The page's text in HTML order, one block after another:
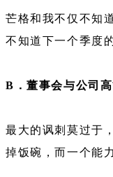
芒格和我不仅不知
不知道下一个季度
B．董事会与公司
最大的讽刺莫过于
掉饭碗，而一个能